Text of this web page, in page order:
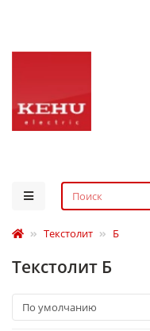
Текстолит Б
Текстолит Б